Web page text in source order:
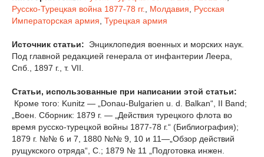
Русско-Турецкая война 1877-78 гг., Молдавия, Русская
Императорская армия, Турецкая армия
Источник статьи:
Энциклопедия военных и морских наук.
Под главной редакцией генерала от инфантерии Леера,
Спб., 1897 г., т. VII.
Статьи, использованные при написании этой статьи:
Кроме того: Kunitz — „Donau-Bulgarien u. d. Balkan“, II Band;
„Воен. Cборник: 1879 г. — „Действия турецкого флота во
время русско-турецкой войны 1877-78 г.“ (Библиография);
1879 г. №№ 6 и 7, 1880 №№ 9, 10 и 11—„Обзор действий
рущукского отрядa“, С.; 1879 № 11 „Подготовка инжен.